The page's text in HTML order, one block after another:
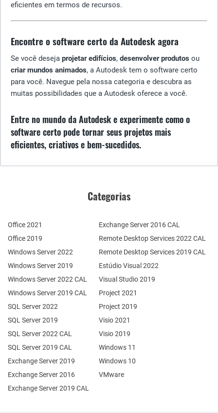
eficientes em termos de recursos.
Encontre o software certo da Autodesk agora
Se você deseja projetar edifícios, desenvolver produtos ou
criar mundos animados, a Autodesk tem o software certo
para você. Navegue pela nossa categoria e descubra as
muitas possibilidades que a Autodesk oferece a você.
Entre no mundo da Autodesk e experimente como o
software certo pode tornar seus projetos mais
eficientes, criativos e bem-sucedidos.
Categorias
Office 2021
Office 2019
Windows Server 2022
Windows Server 2019
Exchange Server 2019
Exchange Server 2016
SQL Server 2022
SQL Server 2019
Windows Server 2022 CAL
Windows Server 2019 CAL
SQL Server 2022 CAL
SQL Server 2019 CAL
Remote Desktop Services 2022 CAL
Remote Desktop Services 2019 CAL
Exchange Server 2019 CAL
Exchange Server 2016 CAL
Estúdio Visual 2022
Visual Studio 2019
Project 2021
Project 2019
Visio 2021
Visio 2019
Windows 11
Windows 10
VMware